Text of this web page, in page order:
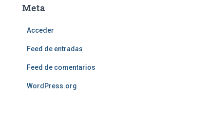
Meta
Acceder
Feed de entradas
Feed de comentarios
WordPress.org